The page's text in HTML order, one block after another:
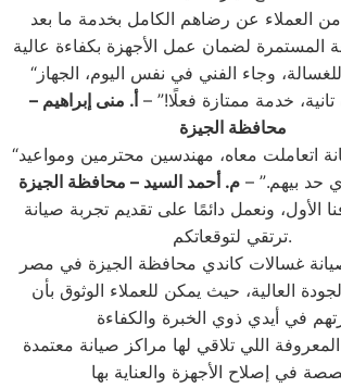
العملاء عن رضاهم الكامل بخدمة ما بعد
“طلبت صيانة للغسالة، وجاء الفني في نفس اليوم، الجهاز
خدمة ممتازة فعلًا!” – أ. منى إبراهيم –
محافظة الجيزة
“أفضل مركز صيانة اتعاملت معاه، مهندسين محترمين ومواعيد
حد بيهم.” –م. أحمد السيد – محافظة الجيزة
الأول، ونعمل دائمًا على تقديم تجربة صيانة
ترتقي لتوقعاتكم.
غسالات كاندي محافظة الجيزة في مصر
العالية، حيث يمكن للعملاء الوثوق بأن
في أيدي ذوي الخبرة والكفاءة
اللي تلاقي لها مراكز صيانة معتمدة